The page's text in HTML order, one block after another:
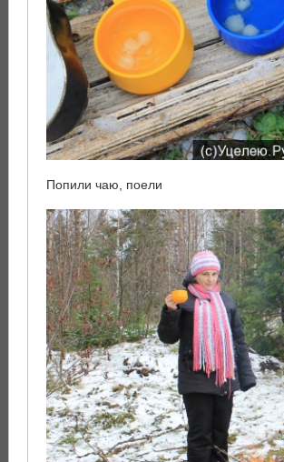
Попили чаю, поели